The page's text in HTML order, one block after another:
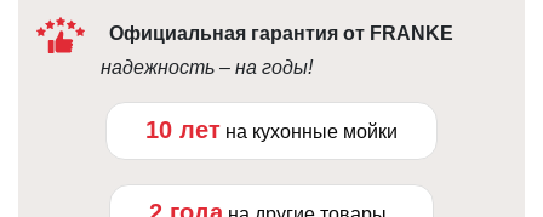
Официальная гарантия от FRANKE
надежность – на годы!
10 лет на кухонные мойки